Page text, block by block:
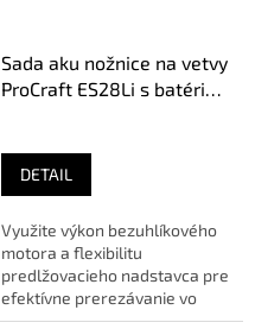
Sada aku nožnice na vetvy
ProCraft ES28Li s batériou
DETAIL
Využite výkon bezuhlíkového
motora a flexibilitu
predlžovacieho nadstavca pre
efektívne prerezávanie vo
výškach.🔹 O E...